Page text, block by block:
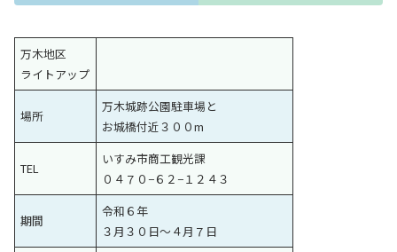
万木地区
ライトアップ
場所
万木城跡公園駐車場と
お城橋付近３００m
TEL
いすみ市商工観光課
０４７０−６２−１２４３
期間
令和６年
３月３０日〜４月７日